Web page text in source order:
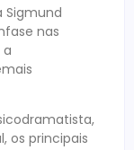
Sigmund
nas
a
os principais